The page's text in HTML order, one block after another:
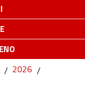
/ 2026 /